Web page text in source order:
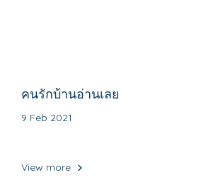
คนรักบ้านอ่านเลย
9 Feb 2021
View more